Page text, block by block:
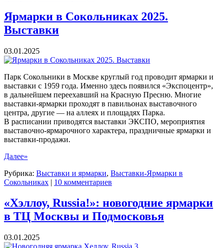
Ярмарки в Сокольниках 2025.
Выставки
03.01.2025
Парк Сокольники в Москве круглый год проводит ярмарки и
выставки с 1959 года. Именно здесь появился «Экспоцентр»,
в дальнейшем переехавший на Красную Пресню. Многие
выставки-ярмарки проходят в павильонах выставочного
центра, другие — на аллеях и площадях Парка.
В расписании приводятся выставки ЭКСПО, мероприятия
выставочно-ярмарочного характера, праздничные ярмарки и
выставки-продажи.
Далее»
Рубрика: Выставки и ярмарки, Выставки-Ярмарки в
Сокольниках | 10 комментариев
«Хэллоу, Russia!»: новогодние ярмарки
в ТЦ Москвы и Подмосковья
03.01.2025